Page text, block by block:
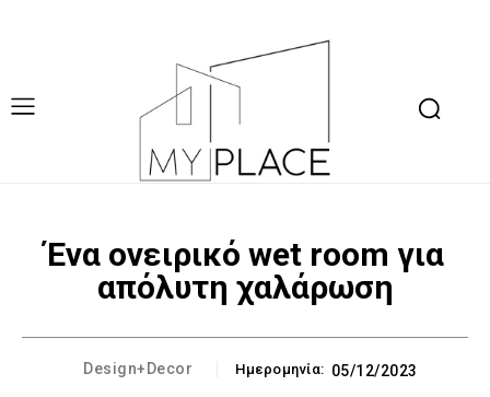
Ένα ονειρικό wet room για
απόλυτη χαλάρωση
Design+Decor Ημερομηνία: 05/12/2023